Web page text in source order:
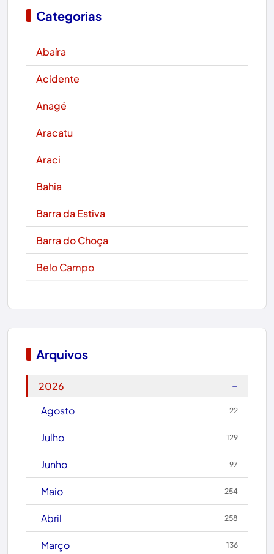
Categorias
Abaíra
Acidente
Anagé
Aracatu
Araci
Bahia
Barra da Estiva
Barra do Choça
Belo Campo
Boquira
Brumado
Caculé
Caetanos
Caetité
Candiba
Arquivos
2026
−
Agosto
22
Julho 129
Junho 97
Maio 254
Abril 258
Março 136